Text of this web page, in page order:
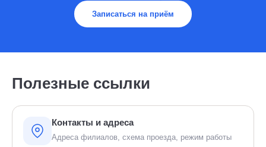
Записаться на приём
Полезные ссылки
Контакты и адреса
Адреса филиалов, схема проезда, режим работы